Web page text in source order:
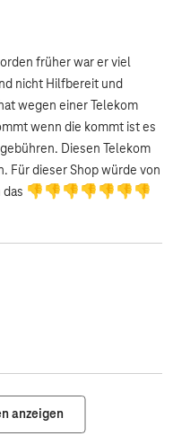
früher war er viel
nicht Hilfbereit und
wegen einer Telekom
wenn die kommt ist es
Diesen Telekom
Für dieser Shop würde von
das 👎👎👎👎👎👎👎
anzeigen